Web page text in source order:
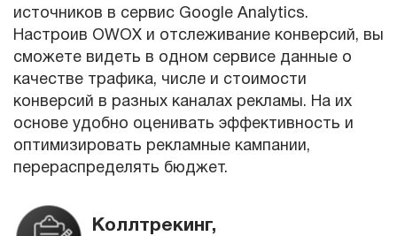
источников в сервис Google Analytics.
Настроив OWOX и отслеживание конверсий, вы
сможете видеть в одном сервисе данные о
качестве трафика, числе и стоимости
конверсий в разных каналах рекламы. На их
основе удобно оценивать эффективность и
оптимизировать рекламные кампании,
перераспределять бюджет.
Коллтрекинг,